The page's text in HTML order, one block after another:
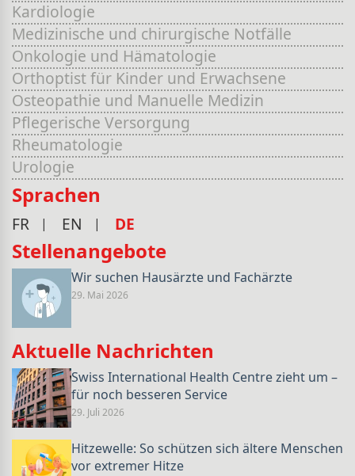
Kardiologie
Medizinische und chirurgische Notfälle
Onkologie und Hämatologie
Orthoptist für Kinder und Erwachsene
Osteopathie und Manuelle Medizin
Pflegerische Versorgung
Rheumatologie
Urologie
Sprachen
FR EN DE
Stellenangebote
Wir suchen Hausärzte und Fachärzte
29. Mai 2026
Aktuelle Nachrichten
Swiss International Health Centre zieht um –
für noch besseren Service
29. Juli 2026
Hitzewelle: So schützen sich ältere Menschen
vor extremer Hitze